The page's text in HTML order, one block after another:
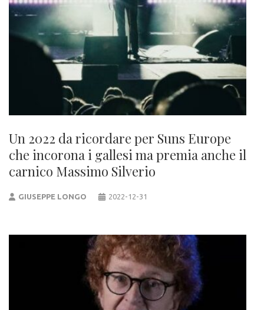
Un 2022 da ricordare per Suns Europe
che incorona i gallesi ma premia anche il
carnico Massimo Silverio
GIUSEPPE LONGO 2022-12-31